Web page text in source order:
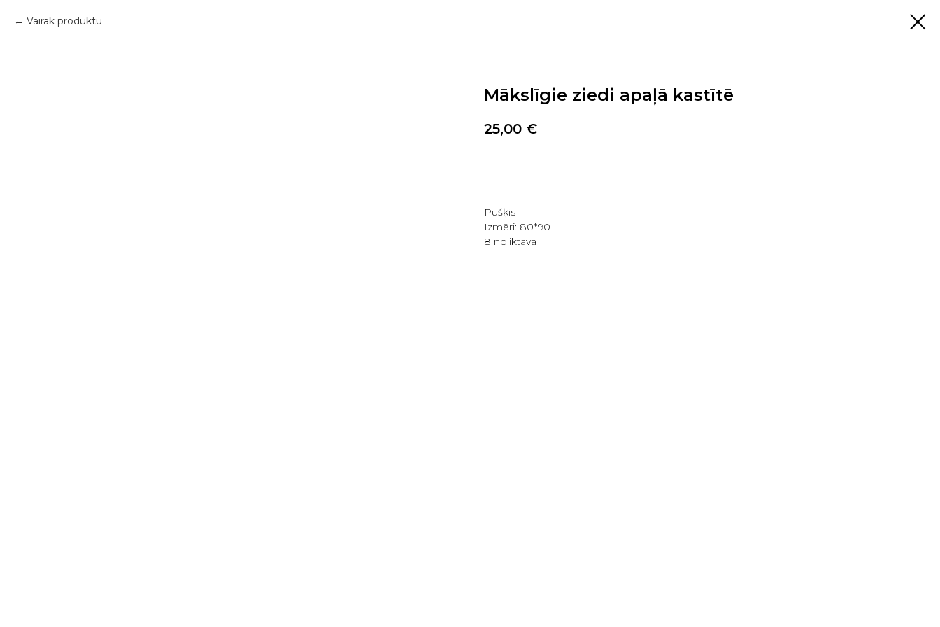
Vairāk produktu
Mākslīgie ziedi apaļā kastītē
25,00 €
Pušķis
Izmēri: 80*90
8 noliktavā